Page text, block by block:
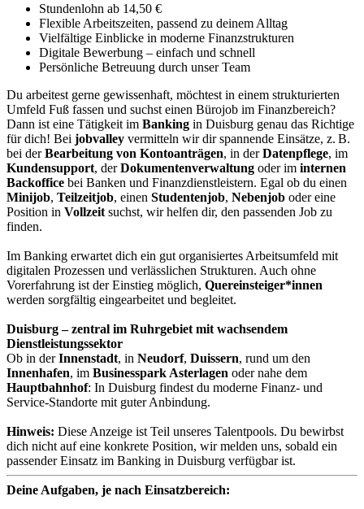
Stundenlohn ab 14,50 €
Flexible Arbeitszeiten, passend zu deinem Alltag
Vielfältige Einblicke in moderne Finanzstrukturen
Digitale Bewerbung – einfach und schnell
Persönliche Betreuung durch unser Team
Du arbeitest gerne gewissenhaft, möchtest in einem strukturierten
Umfeld Fuß fassen und suchst einen Bürojob im Finanzbereich?
Dann ist eine Tätigkeit im Banking in Duisburg genau das Richtige
für dich! Bei jobvalley vermitteln wir dir spannende Einsätze, z. B.
bei derBearbeitung von Kontoanträgen, in derDatenpflege, im
Kundensupport, derDokumentenverwaltung oder im internen
Backoffice bei Banken und Finanzdienstleistern. Egal ob du einen
Minijob, Teilzeitjob, einen Studentenjob, Nebenjob oder eine
Position in Vollzeit suchst, wir helfen dir, den passenden Job zu
finden.
Im Banking erwartet dich ein gut organisiertes Arbeitsumfeld mit
digitalen Prozessen und verlässlichen Strukturen. Auch ohne
Vorerfahrung ist der Einstieg möglich, Quereinsteiger*innen
werden sorgfältig eingearbeitet und begleitet.
Duisburg – zentral im Ruhrgebiet mit wachsendem
Dienstleistungssektor
Ob in derInnenstadt, in Neudorf, Duissern, rund um den
Innenhafen, im Businesspark Asterlagen oder nahe dem
Hauptbahnhof: In Duisburg findest du moderne Finanz- und
Service-Standorte mit guter Anbindung.
Hinweis: Diese Anzeige ist Teil unseres Talentpools. Du bewirbst
dich nicht auf eine konkrete Position, wir melden uns, sobald ein
passender Einsatz im Banking in Duisburg verfügbar ist.
Deine Aufgaben, je nach Einsatzbereich: